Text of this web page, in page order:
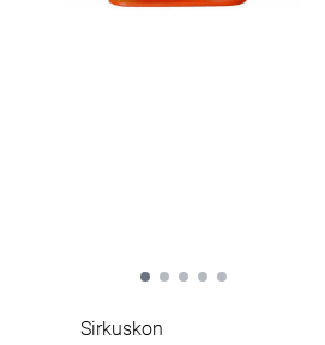
Sirkuskon